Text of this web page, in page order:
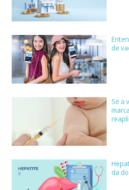
de
Se a
da